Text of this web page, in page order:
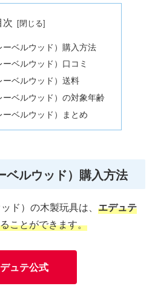
次
ベルウッド）購入方法
ベルウッド）口コミ
ベルウッド）送料
ベルウッド）の対象年齢
ベルウッド）まとめ
ベルウッド）購入方法
ド）の木製玩具は、 エデュテ
ことができます。
ュテ公式